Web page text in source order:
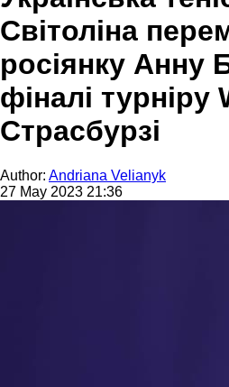
Світоліна
росіянку Анну
фіналі турніру
Страсбурзі
Author: Andriana Velianyk
27 May 2023 21:36